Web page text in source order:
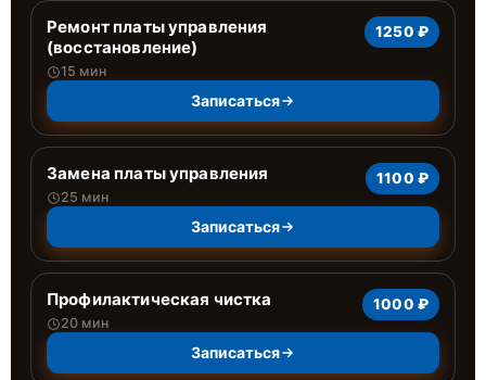
Ремонт платы управления
(восстановление)
15 мин
1250 ₽
Записаться
Замена платы управления
25 мин
1100 ₽
Записаться
Профилактическая чистка
20 мин
1000 ₽
Записаться